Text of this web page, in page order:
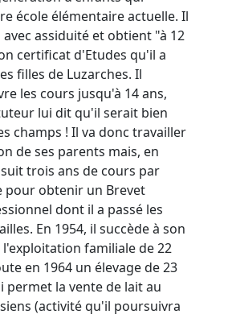
école élémentaire actuelle. Il
assiduité et obtient "à 12
certificat d'Etudes qu'il a
filles de Luzarches. Il
les cours jusqu'à 14 ans,
lui dit qu'il serait bien
champs ! Il va donc travailler
de ses parents mais, en
trois ans de cours par
pour obtenir un Brevet
dont il a passé les
En 1954, il succède à son
l'exploitation familiale de 22
en 1964 un élevage de 23
permet la vente de lait au
(activité qu'il poursuivra